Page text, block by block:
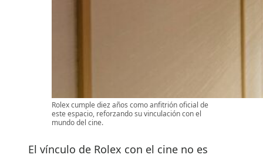
Rolex cumple diez años como anfitrión oficial de
este espacio, reforzando su vinculación con el
mundo del cine.
El vínculo de Rolex con el cine no es